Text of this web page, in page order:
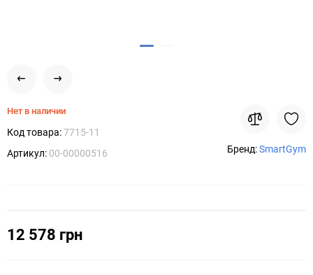
Нет в наличии
Код товара:7715-11
Артикул: 00-00000516 Бренд:SmartGym
12 578 грн